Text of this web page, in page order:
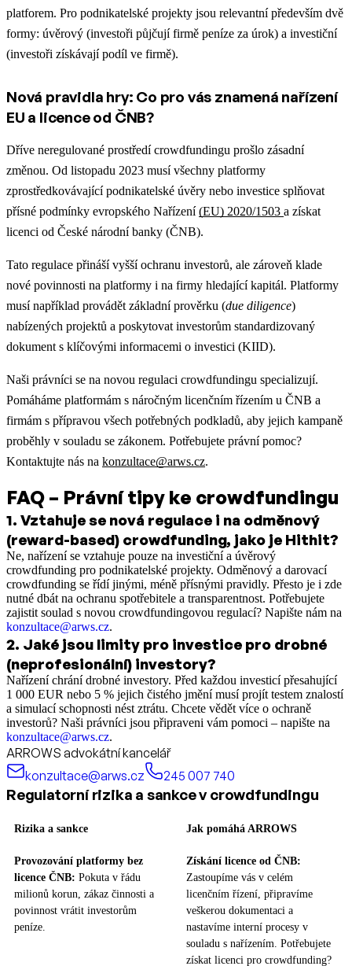
platforem. Pro podnikatelské projekty jsou relevantní především dvě
formy: úvěrový (investoři půjčují firmě peníze za úrok) a investiční
(investoři získávají podíl ve firmě).
Nová pravidla hry: Co pro vás znamená nařízení
EU a licence od ČNB?
Dříve neregulované prostředí crowdfundingu prošlo zásadní
změnou. Od listopadu 2023 musí všechny platformy
zprostředkovávající podnikatelské úvěry nebo investice splňovat
přísné podmínky evropského Nařízení(EU) 2020/1503 a získat
licenci od České národní banky (ČNB).
Tato regulace přináší vyšší ochranu investorů, ale zároveň klade
nové povinnosti na platformy i na firmy hledající kapitál. Platformy
musí například provádět základní prověrku (due diligence)
nabízených projektů a poskytovat investorům standardizovaný
dokument s klíčovými informacemi o investici (KIID).
Naši právníci se na novou regulaci crowdfundingu specializují.
Pomáháme platformám s náročným licenčním řízením u ČNB a
firmám s přípravou všech potřebných podkladů, aby jejich kampaně
proběhly v souladu se zákonem. Potřebujete právní pomoc?
Kontaktujte nás na konzultace@arws.cz.
FAQ – Právní tipy ke crowdfundingu
1. Vztahuje se nová regulace i na odměnový
(reward-based) crowdfunding, jako je Hithit?
Ne, nařízení se vztahuje pouze na investiční a úvěrový
crowdfunding pro podnikatelské projekty. Odměnový a darovací
crowdfunding se řídí jinými, méně přísnými pravidly. Přesto je i zde
nutné dbát na ochranu spotřebitele a transparentnost. Potřebujete
zajistit soulad s novou crowdfundingovou regulací? Napište nám na
konzultace@arws.cz.
2. Jaké jsou limity pro investice pro drobné
(neprofesionální) investory?
Nařízení chrání drobné investory. Před každou investicí přesahující
1 000 EUR nebo 5 % jejich čistého jmění musí projít testem znalostí
a simulací schopnosti nést ztrátu. Chcete vědět více o ochraně
investorů? Naši právníci jsou připraveni vám pomoci – napište na
konzultace@arws.cz.
ARROWS advokátní kancelář
konzultace@arws.cz
245 007 740
Regulatorní rizika a sankce v crowdfundingu
Rizika a sankce Jak pomáhá ARROWS
Provozování platformy bez
licence ČNB: Pokuta v řádu
milionů korun, zákaz činnosti a
povinnost vrátit investorům
peníze.
Získání licence od ČNB:
Zastoupíme vás v celém
licenčním řízení, připravíme
veškerou dokumentaci a
nastavíme interní procesy v
souladu s nařízením. Potřebujete
získat licenci pro crowdfunding?